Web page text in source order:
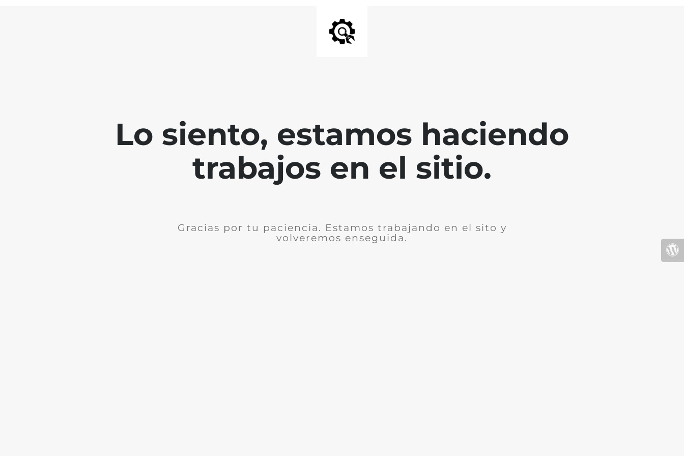
Lo siento, estamos haciendo
trabajos en el sitio.
Gracias por tu paciencia. Estamos trabajando en el sito y
volveremos enseguida.